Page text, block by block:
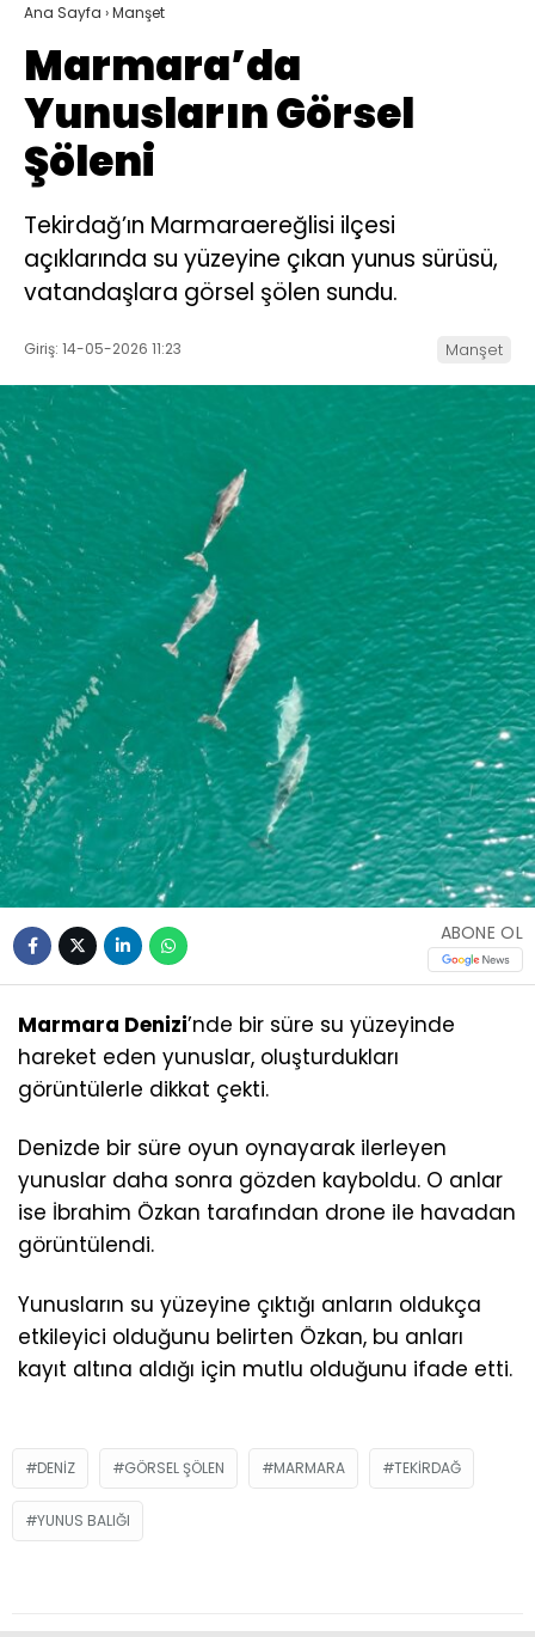
Ana Sayfa ›Manşet
Marmara’da
Yunusların Görsel
Şöleni
Tekirdağ’ın Marmaraereğlisi ilçesi
açıklarında su yüzeyine çıkan yunus sürüsü,
vatandaşlara görsel şölen sundu.
Giriş: 14-05-2026 11:23 Manşet
ABONE OL
Marmara Denizi’nde bir süre su yüzeyinde
hareket eden yunuslar, oluşturdukları
görüntülerle dikkat çekti.
Denizde bir süre oyun oynayarak ilerleyen
yunuslar daha sonra gözden kayboldu. O anlar
ise İbrahim Özkan tarafından drone ile havadan
görüntülendi.
Yunusların su yüzeyine çıktığı anların oldukça
etkileyici olduğunu belirten Özkan, bu anları
kayıt altına aldığı için mutlu olduğunu ifade etti.
DENIZ GÖRSEL ŞÖLEN MARMARA TEKIRDAĞ
YUNUS BALIĞI